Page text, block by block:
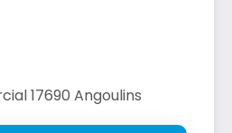
17690 Angoulins